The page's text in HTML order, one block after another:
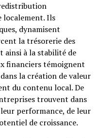
localement. Ils
dynamisent
la trésorerie des
ainsi à la stabilité de
financiers témoignent
la création de valeur
du contenu local. De
trouvent dans
performance, de leur
de croissance.